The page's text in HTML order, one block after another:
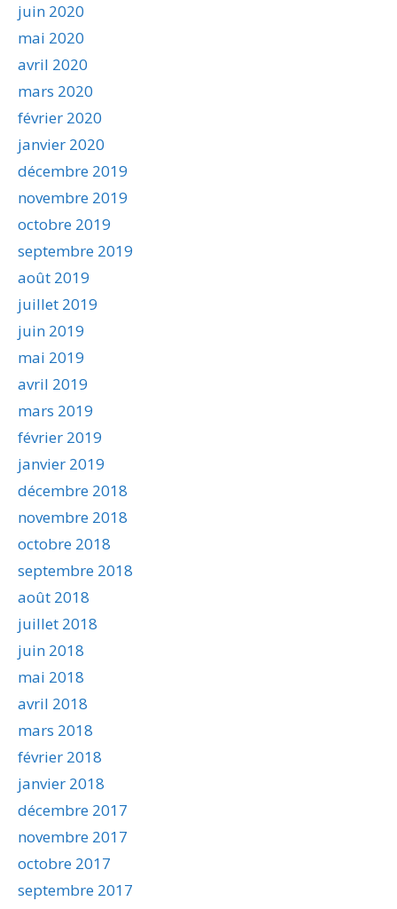
juin 2020
mai 2020
avril 2020
mars 2020
février 2020
janvier 2020
décembre 2019
novembre 2019
octobre 2019
septembre 2019
août 2019
juillet 2019
juin 2019
mai 2019
avril 2019
mars 2019
février 2019
janvier 2019
décembre 2018
novembre 2018
octobre 2018
septembre 2018
août 2018
juillet 2018
juin 2018
mai 2018
avril 2018
mars 2018
février 2018
janvier 2018
décembre 2017
novembre 2017
octobre 2017
septembre 2017